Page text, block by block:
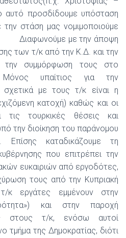
προσδίδουμε υπόσταση
στάση μας νομιμοποιούμε
Διαφωνούμε με την άποψη
των τ/κ από την Κ.Δ. και την
την συμμόρφωση τους στο
υπαίτιος για την
σχετικά με τους τ/κ είναι η
κατοχή) καθώς και οι
τις τουρκικές θέσεις και
την διοίκηση του παράνομου
Επίσης καταδικάζουμε τη
που επιτρέπει την
ευκαιριών από εργοδότες,
τους από την Κυπριακή
κ εργάτες εμμένουν στην
και στην παροχή
στους τ/κ, ενόσω αυτοί
τμήμα της Δημοκρατίας, διότι